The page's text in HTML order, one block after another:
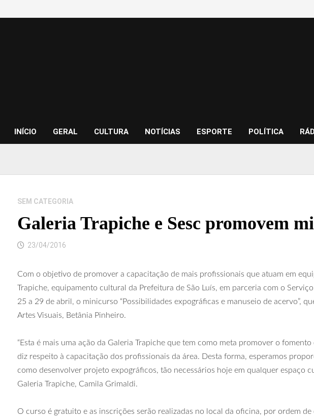
INÍCIO GERAL CULTURA NOTÍCIAS ESPORTE POLÍTICA
SEM CATEGORIA
Galeria Trapiche e Sesc promovem
23/04/2016
Com o objetivo de promover a capacitação de mais profissionais que atuam em
Trapiche, equipamento cultural da Prefeitura de São Luís, em parceria com o
25 a 29 de abril, o minicurso “Possibilidades expográficas e manuseio de acervo”,
Artes Visuais, Betânia Pinheiro.
“Esta é mais uma ação da Galeria Trapiche que tem como meta promover o
diz respeito à capacitação dos profissionais da área. Desta forma, esperamos
como desenvolver projeto expográficos, tão necessários hoje em qualquer espaço
Galeria Trapiche, Camila Grimaldi.
O curso é gratuito e as inscrições serão realizadas no local da oficina, por ordem